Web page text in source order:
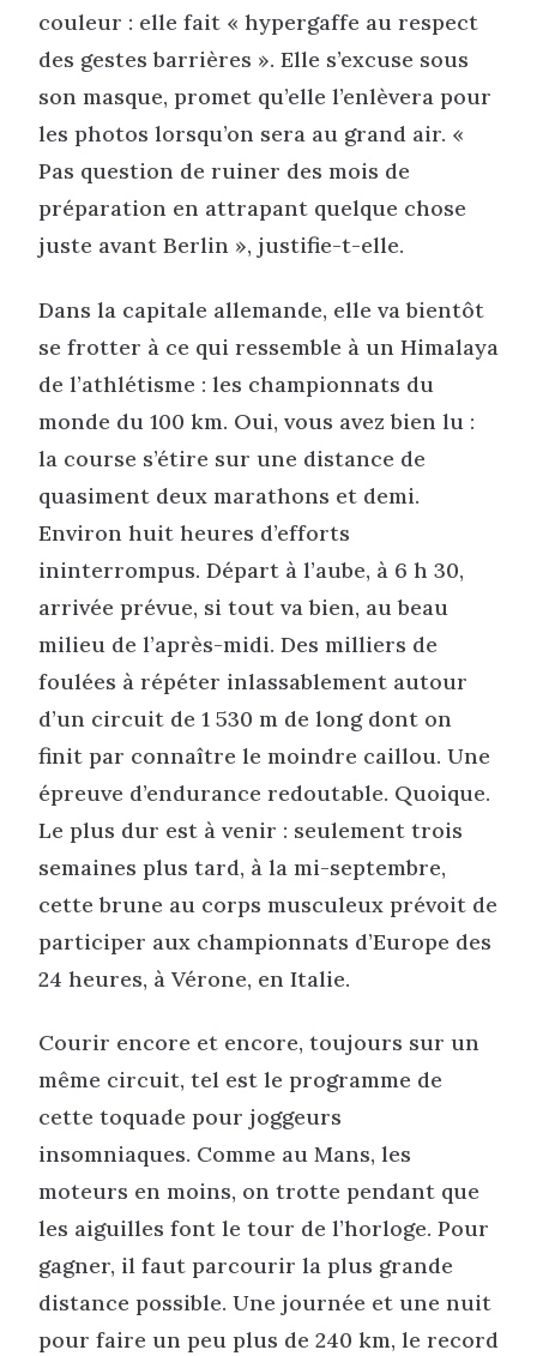
couleur : elle fait « hypergaffe au respect
des gestes barrières ». Elle s’excuse sous
son masque, promet qu’elle l’enlèvera pour
les photos lorsqu’on sera au grand air. «
Pas question de ruiner des mois de
préparation en attrapant quelque chose
juste avant Berlin », justifie-t-elle.
Dans la capitale allemande, elle va bientôt
se frotter à ce qui ressemble à un Himalaya
de l’athlétisme : les championnats du
monde du 100 km. Oui, vous avez bien lu :
la course s’étire sur une distance de
quasiment deux marathons et demi.
Environ huit heures d’efforts
ininterrompus. Départ à l’aube, à 6 h 30,
arrivée prévue, si tout va bien, au beau
milieu de l’après-midi. Des milliers de
foulées à répéter inlassablement autour
d’un circuit de 1 530 m de long dont on
finit par connaître le moindre caillou. Une
épreuve d’endurance redoutable. Quoique.
Le plus dur est à venir : seulement trois
semaines plus tard, à la mi-septembre,
cette brune au corps musculeux prévoit de
participer aux championnats d’Europe des
24 heures, à Vérone, en Italie.
Courir encore et encore, toujours sur un
même circuit, tel est le programme de
cette toquade pour joggeurs
insomniaques. Comme au Mans, les
moteurs en moins, on trotte pendant que
les aiguilles font le tour de l’horloge. Pour
gagner, il faut parcourir la plus grande
distance possible. Une journée et une nuit
pour faire un peu plus de 240 km, le record